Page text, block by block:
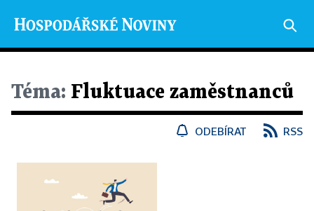
Téma: Fluktuace zaměstnanců
ODEBÍRAT RSS